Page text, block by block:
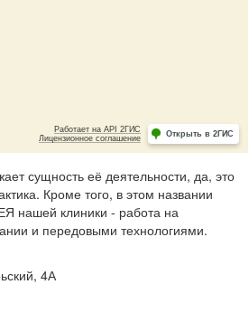
сущность её деятельности, да, это
Кроме того, в этом названии
нашей клиники - работа на
и передовыми технологиями.
4А